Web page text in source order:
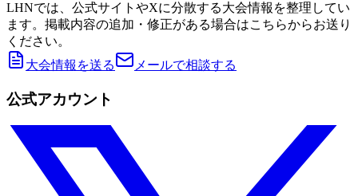
LHNでは、公式サイトやXに分散する大会情報を整理してい
ます。掲載内容の追加・修正がある場合はこちらからお送り
ください。
大会情報を送る
メールで相談する
公式アカウント